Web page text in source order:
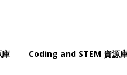
Coding and STEM 資源